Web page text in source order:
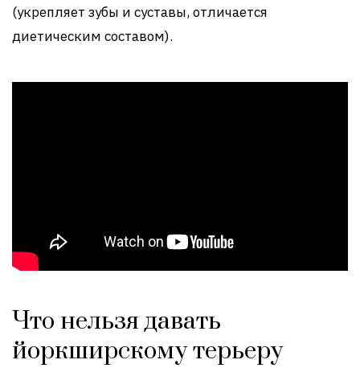
(укрепляет зубы и суставы, отличается
диетическим составом).
Что нельзя давать
йоркширскому терьеру